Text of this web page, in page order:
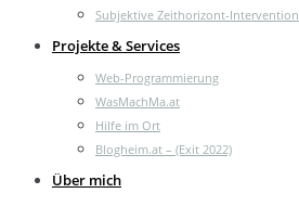
Subjektive Zeithorizont-Intervention
Projekte & Services
Web-Programmierung
WasMachMa.at
Hilfe im Ort
Blogheim.at – (Exit 2022)
Über mich